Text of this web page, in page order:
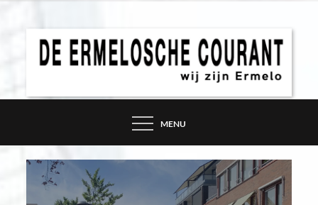
DE ERMELOSCHE
COURANT – WIJ ZIJN
ERMELO
MENU